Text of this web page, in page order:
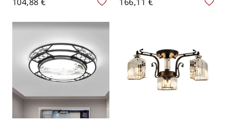
ornementale avec vasque
en verre dépoli - 110 V-
métallique décorative -